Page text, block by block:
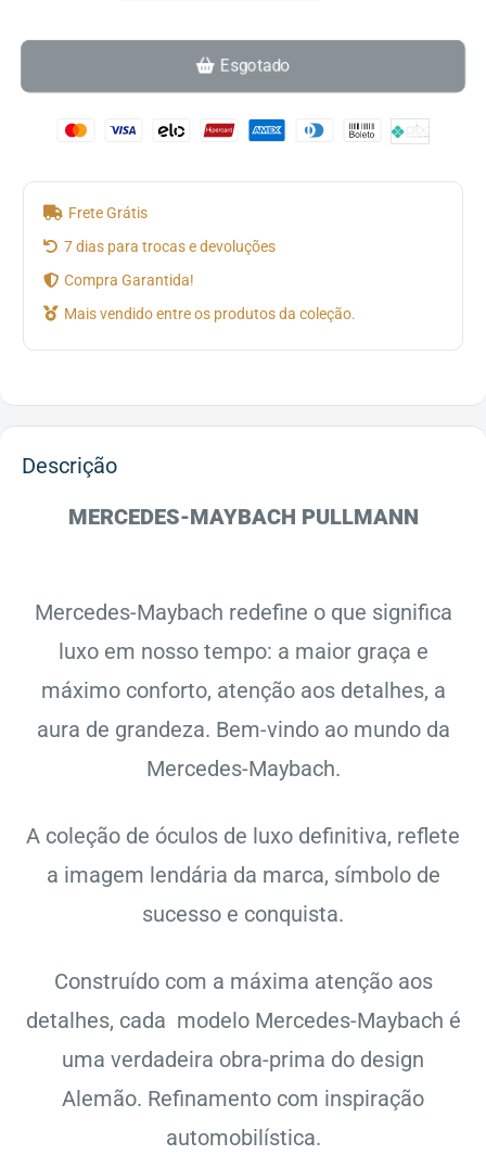
Esgotado
Frete Grátis
7 dias para trocas e devoluções
Compra Garantida!
Mais vendido entre os produtos da coleção.
Descrição
MERCEDES-MAYBACH PULLMANN
Mercedes-Maybach redefine o que significa
luxo em nosso tempo: a maior graça e
máximo conforto, atenção aos detalhes, a
aura de grandeza. Bem-vindo ao mundo da
Mercedes-Maybach.
A coleção de óculos de luxo definitiva, reflete
a imagem lendária da marca, símbolo de
sucesso e conquista.
Construído com a máxima atenção aos
detalhes, cada modelo Mercedes-Maybach é
uma verdadeira obra-prima do design
Alemão. Refinamento com inspiração
automobilística.